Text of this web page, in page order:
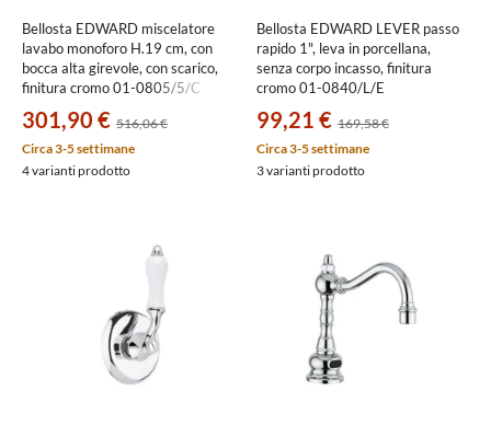
Bellosta EDWARD miscelatore
lavabo monoforo H.19 cm, con
bocca alta girevole, con scarico,
finitura cromo 01-0805/5/C
301,90 € 516,06 €
Circa 3-5 settimane
4 varianti prodotto
Bellosta EDWARD LEVER passo
rapido 1", leva in porcellana,
senza corpo incasso, finitura
cromo 01-0840/L/E
99,21 € 169,58 €
Circa 3-5 settimane
3 varianti prodotto